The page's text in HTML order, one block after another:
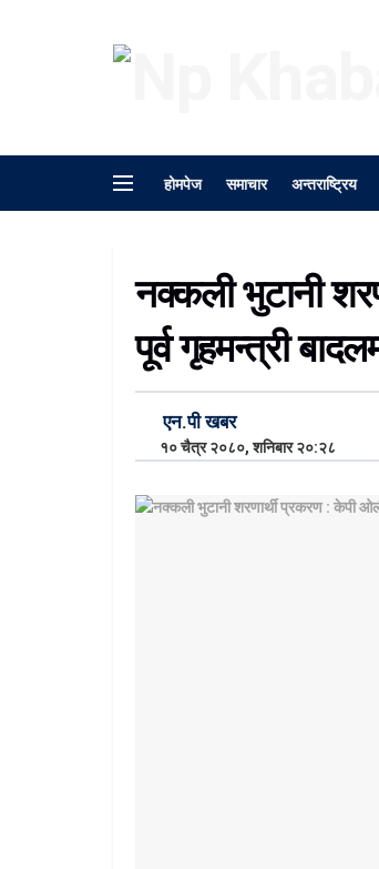
होमपेज समाचार अन्तराष्ट्रिय
नक्कली भुटानी
पूर्व गृहमन्त्री
एन.पी खबर
१० चैत्र २०८०, शनिबार २०:२८